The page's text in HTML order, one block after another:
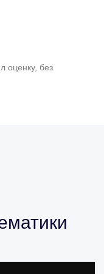
оценку, без